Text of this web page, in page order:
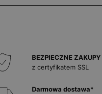
BEZPIECZNE ZAKUPY
z certyfikatem SSL
Darmowa dostawa*